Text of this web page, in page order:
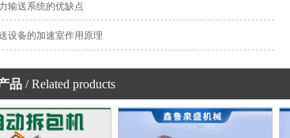
输送系统的优缺点
设备的加速室作用原理
品 / Related products